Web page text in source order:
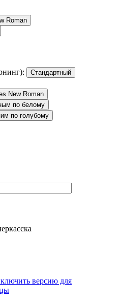
Roman
Стандартный
New Roman
по белому
по голубому
версию для